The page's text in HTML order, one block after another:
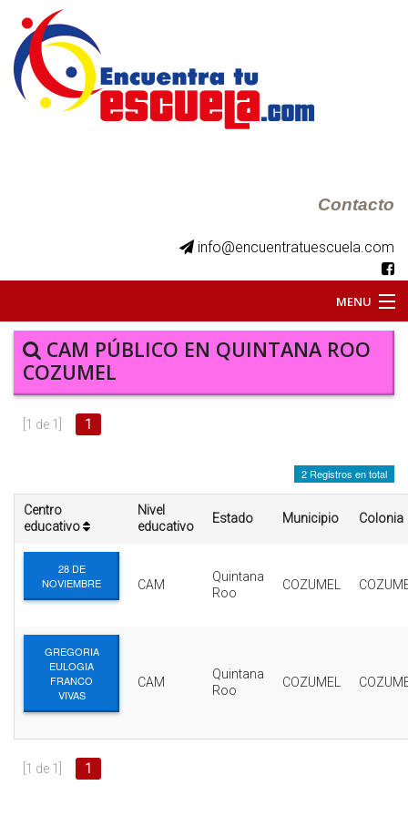
Contacto
info@encuentratuescuela.com
MENU
INICIO
BKS JUVENILES
INTERÉS
ESCUELA DE LA REPUBLICA
CAM PÚBLICO EN QUINTANA ROO
COZUMEL
[1 de 1] 1
2 Registros en total
Centro
educativo
Nivel
educativo
Estado Municipio Colonia
28 DE
NOVIEMBRE
CAM
Quintana
Roo
COZUMEL
GREGORIA
EULOGIA
FRANCO
VIVAS
CAM
Quintana
Roo
COZUMEL
[1 de 1] 1